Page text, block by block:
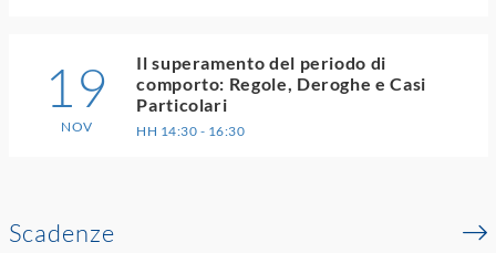
19
NOV
Il superamento del periodo di
comporto: Regole, Deroghe e Casi
Particolari
HH 14:30 - 16:30
Scadenze